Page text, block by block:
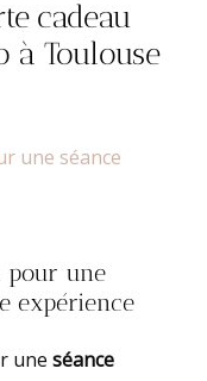
cadeau
à Toulouse
une séance
pour une
expérience
uneséance